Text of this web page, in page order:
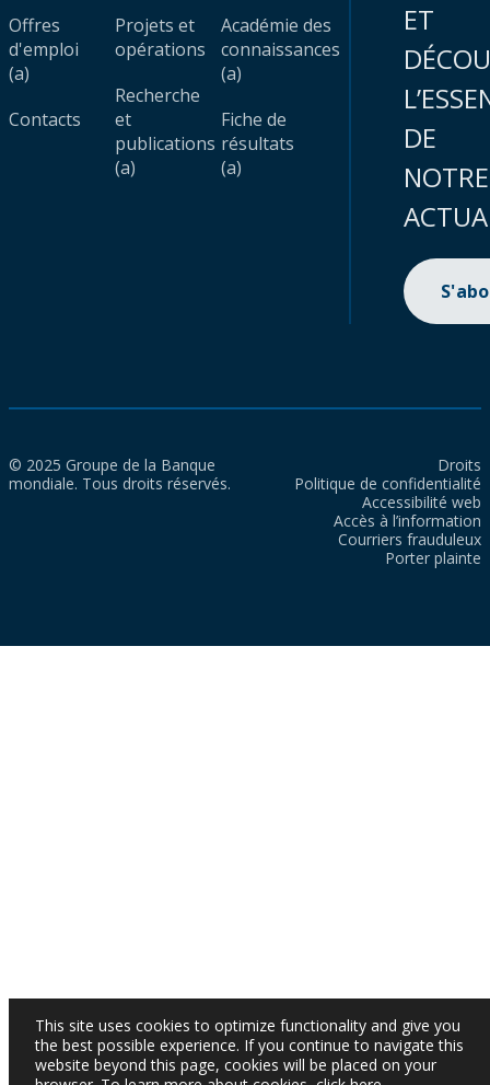
Offres
d'emploi
(a)
Contacts
Projets et
opérations
Recherche
et
publications
(a)
Académie des
connaissances
(a)
Fiche de
résultats
(a)
ET
DE
NOTRE
© 2025 Groupe de la Banque
mondiale. Tous droits réservés.
Droits
Politique de confidentialité
Accessibilité web
Accès à l’information
Courriers frauduleux
Porter plainte
This site uses cookies to optimize functionality and give you
the best possible experience. If you continue to navigate this
website beyond this page, cookies will be placed on your